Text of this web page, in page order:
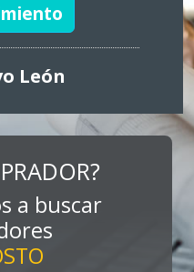
León
stands,
a buscar